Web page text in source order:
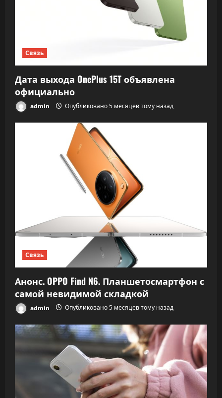
Связь
Дата выхода OnePlus 15T объявлена
официально
admin Опубликовано 5 месяцев тому назад
Связь
Анонс. OPPO Find N6. Планшетосмартфон с
самой невидимой складкой
admin Опубликовано 5 месяцев тому назад